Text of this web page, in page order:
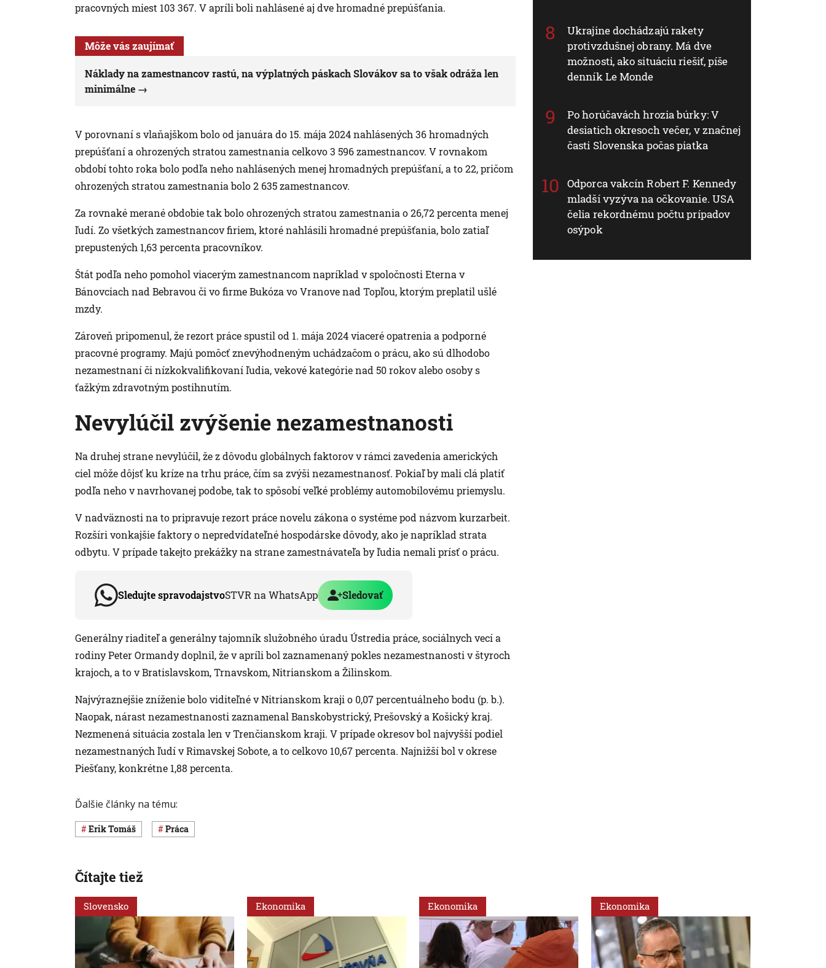
pracovných miest 103 367. V apríli boli nahlásené aj dve hromadné prepúšťania.
Môže vás zaujímať
Náklady na zamestnancov rastú, na výplatných páskach Slovákov sa to však odráža len
minimálne
V porovnaní s vlaňajškom bolo od januára do 15. mája 2024 nahlásených 36 hromadných
prepúšťaní a ohrozených stratou zamestnania celkovo 3 596 zamestnancov. V rovnakom
období tohto roka bolo podľa neho nahlásených menej hromadných prepúšťaní, a to 22, pričom
ohrozených stratou zamestnania bolo 2 635 zamestnancov.
Za rovnaké merané obdobie tak bolo ohrozených stratou zamestnania o 26,72 percenta menej
ľudí. Zo všetkých zamestnancov firiem, ktoré nahlásili hromadné prepúšťania, bolo zatiaľ
prepustených 1,63 percenta pracovníkov.
Štát podľa neho pomohol viacerým zamestnancom napríklad v spoločnosti Eterna v
Bánovciach nad Bebravou či vo firme Bukóza vo Vranove nad Topľou, ktorým preplatil ušlé
mzdy.
Zároveň pripomenul, že rezort práce spustil od 1. mája 2024 viaceré opatrenia a podporné
pracovné programy. Majú pomôcť znevýhodneným uchádzačom o prácu, ako sú dlhodobo
nezamestnaní či nízkokvalifikovaní ľudia, vekové kategórie nad 50 rokov alebo osoby s
ťažkým zdravotným postihnutím.
Nevylúčil zvýšenie nezamestnanosti
Na druhej strane nevylúčil, že z dôvodu globálnych faktorov v rámci zavedenia amerických
ciel môže dôjsť ku kríze na trhu práce, čím sa zvýši nezamestnanosť. Pokiaľ by mali clá platiť
podľa neho v navrhovanej podobe, tak to spôsobí veľké problémy automobilovému priemyslu.
V nadväznosti na to pripravuje rezort práce novelu zákona o systéme pod názvom kurzarbeit.
Rozšíri vonkajšie faktory o nepredvídateľné hospodárske dôvody, ako je napríklad strata
odbytu. V prípade takejto prekážky na strane zamestnávateľa by ľudia nemali prísť o prácu.
Sledujte spravodajstvoSTVR na WhatsApp Sledovať
Generálny riaditeľ a generálny tajomník služobného úradu Ústredia práce, sociálnych vecí a
rodiny Peter Ormandy doplnil, že v apríli bol zaznamenaný pokles nezamestnanosti v štyroch
krajoch, a to v Bratislavskom, Trnavskom, Nitrianskom a Žilinskom.
Najvýraznejšie zníženie bolo viditeľné v Nitrianskom kraji o 0,07 percentuálneho bodu (p. b.).
Naopak, nárast nezamestnanosti zaznamenal Banskobystrický, Prešovský a Košický kraj.
Nezmenená situácia zostala len v Trenčianskom kraji. V prípade okresov bol najvyšší podiel
nezamestnaných ľudí v Rimavskej Sobote, a to celkovo 10,67 percenta. Najnižší bol v okrese
Piešťany, konkrétne 1,88 percenta.
Ďalšie články na tému:
Erik Tomáš Práca
Ukrajine dochádzajú rakety
protivzdušnej obrany. Má dve
možnosti, ako situáciu riešiť, píše
denník Le Monde
Po horúčavách hrozia búrky: V
desiatich okresoch večer, v značnej
časti Slovenska počas piatka
Odporca vakcín Robert F. Kennedy
mladší vyzýva na očkovanie. USA
čelia rekordnému počtu prípadov
osýpok
Čítajte tiež
Slovensko Ekonomika Ekonomika Ekonomika